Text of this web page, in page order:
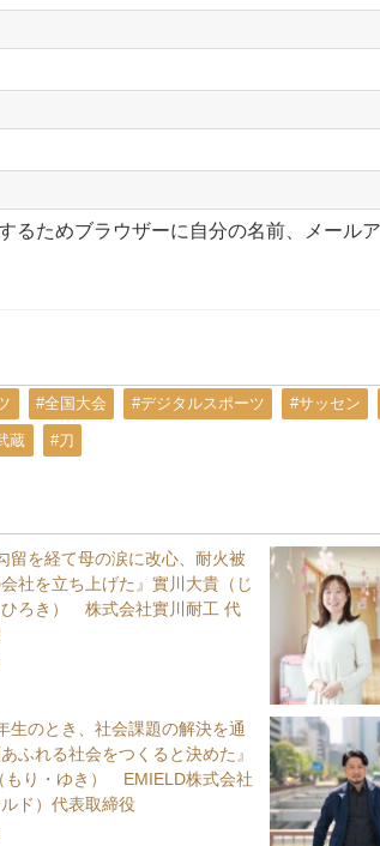
るためブラウザーに自分の名前、メール
#全国大会 #デジタルスポーツ #サッセン
蔵 #刀
留を経て母の涙に改心、耐火被
社を立ち上げた』實川大貴（じ
ひろき） 株式会社實川耐工 代
生のとき、社会課題の解決を通
ふれる社会をつくると決めた』
もり・ゆき） EMIELD株式会社
ルド）代表取締役